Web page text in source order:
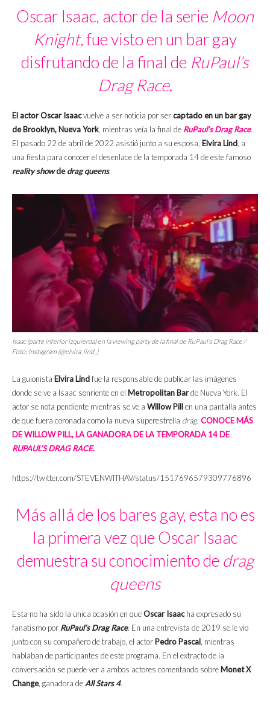
Oscar Isaac, actor de la serie Moon
Knight,fue visto en un bar gay
disfrutando de la final de RuPaul’s
Drag Race.
El actor Oscar Isaacvuelve a ser noticia por sercaptado en un bar gay
de Brooklyn, Nueva York, mientras veía la final de RuPaul’s Drag Race.
El pasado 22 de abril de 2022 asistió junto a su esposa, Elvira Lind, a
una fiesta para conocer el desenlace de la temporada 14 de este famoso
reality showdedrag queens.
Isaac (parte inferior izquierda) en laviewing partyde la final de RuPaul’s Drag Race /
Foto: Instagram (@elvira_lind_)
La guionista Elvira Lindfue la responsable de publicar las imágenes
donde se ve a Isaac sonriente en el Metropolitan Barde Nueva York. El
actor se nota pendiente mientras se ve a Willow Pillen una pantalla antes
de que fuera coronada como la nueva superestrella drag. CONOCE MÁS
DE WILLOW PILL, LA GANADORA DE LA TEMPORADA 14 DE
RUPAUL’S DRAG RACE.
https://twitter.com/STEVENWlTHAV/status/1517696579309776896
Más allá de los bares gay, esta no es
la primera vez que Oscar Isaac
demuestra su conocimiento de drag
queens
Esta no ha sido la única ocasión en queOscar Isaacha expresado su
fanatismo por RuPaul’s Drag Race. En una entrevista de 2019 se le vio
junto con su compañero de trabajo, el actor Pedro Pascal , mientras
hablaban de participantes de este programa. En el extracto de la
conversación se puede ver a ambos actores comentando sobre Monet X
Change, ganadora deAll Stars 4.